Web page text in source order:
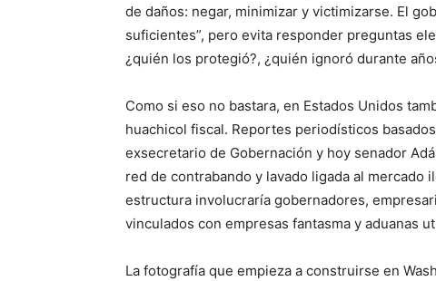
de daños: negar, minimizar y victimizarse. El
suficientes”, pero evita responder preguntas
¿quién los protegió?, ¿quién ignoró durante
Como si eso no bastara, en Estados Unidos
huachicol fiscal. Reportes periodísticos
exsecretario de Gobernación y hoy senador
red de contrabando y lavado ligada al mercado
estructura involucraría gobernadores,
vinculados con empresas fantasma y aduanas
La fotografía que empieza a construirse en